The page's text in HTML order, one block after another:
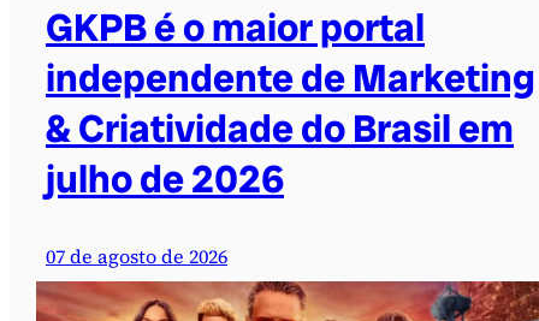
GKPB é o maior portal
independente de Marketing
& Criatividade do Brasil em
julho de 2026
07 de agosto de 2026